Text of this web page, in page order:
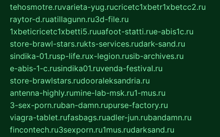
tehosmotre.ruvarieta-yug.rucricetc1xbetr1xbetcc2.ru
raytor-d.ruatillagunn.ru3d-file.ru
1xbeticricetc1xbetti5.ruuafoot-statti.rue-abis1c.ru
store-brawl-stars.rukts-services.rudark-sand.ru
sindika-01.rusp-life.rux-legion.rusib-archives.ru
e-abis-1-c.rusindika01.ruvenda-festival.ru
store-brawlstars.rudooraleksandria.ru
antenna-highly.rumine-lab-msk.ru1-mus.ru
3-sex-porn.ruban-damn.rupurse-factory.ru
viagra-tablet.rufasbags.ruadler-jun.rubandamn.ru
fincontech.ru3sexporn.ru1mus.rudarksand.ru